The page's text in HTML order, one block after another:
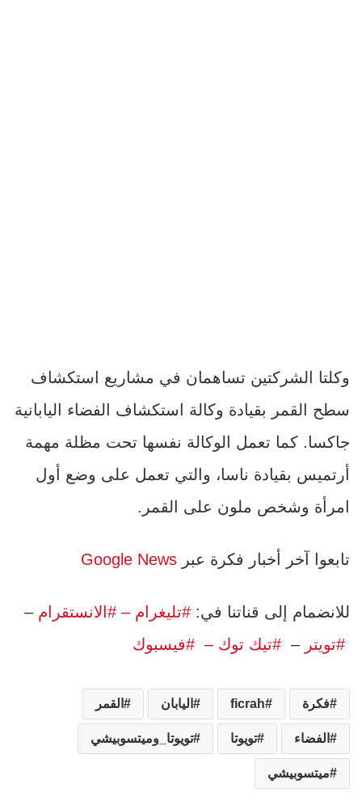
وكلتا الشركتين تساهمان في مشاريع استكشاف
سطح القمر بقيادة وكالة استكشاف الفضاء اليابانية
جاكسا. كما تعمل الوكالة نفسها تحت مظلة مهمة
أرتميس بقيادة ناسا، والتي تعمل على وضع أول
امرأة وشخص ملون على القمر.
تابعوا آخر أخبار فكرة عبر Google News
للانضمام إلى قناتنا في: #تليغرام– #الانستقرام –
#تويتر – #تيك توك – #فيسبوك
فكرة ficrah اليابان القمر
الفضاء تويوتا تويوتا_وميتسوبيشي
ميتسوبيشي